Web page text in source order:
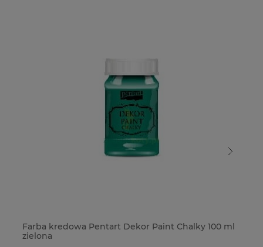
Farba kredowa Pentart Dekor Paint Chalky 100 ml
zielona